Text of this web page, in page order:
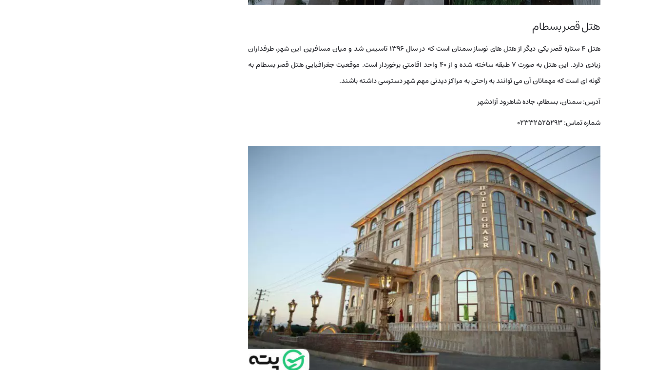
هتل قصر بسطام
هتل 4 ستاره قصر یکی دیگر از هتل های نوساز سمنان است که در سال 1396 تاسیس شد و میان مسافرین این شهر، طرفداران
زیادی دارد. این هتل به صورت 7 طبقه ساخته شده و از 40 واحد اقامتی برخوردار است. موقعیت جغرافیایی هتل قصر بسطام به
گونه ای است که مهمانان آن می توانند به راحتی به مراکز دیدنی مهم شهر دسترسی داشته باشند.
آدرس: سمنان، بسطام، جاده شاهرود آزادشهر
شماره تماس: 02332525293